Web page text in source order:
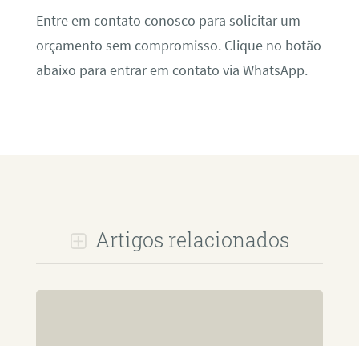
Entre em contato conosco para solicitar um
orçamento sem compromisso. Clique no botão
abaixo para entrar em contato via WhatsApp.
Artigos relacionados